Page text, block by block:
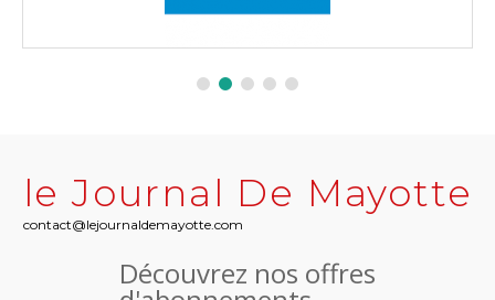
le Journal De Mayotte
contact@lejournaldemayotte.com
Découvrez nos offres